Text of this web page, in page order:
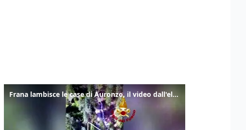
Frana lambisce le case di Auronzo, il video dall'elicottero dei vigili del fuoco